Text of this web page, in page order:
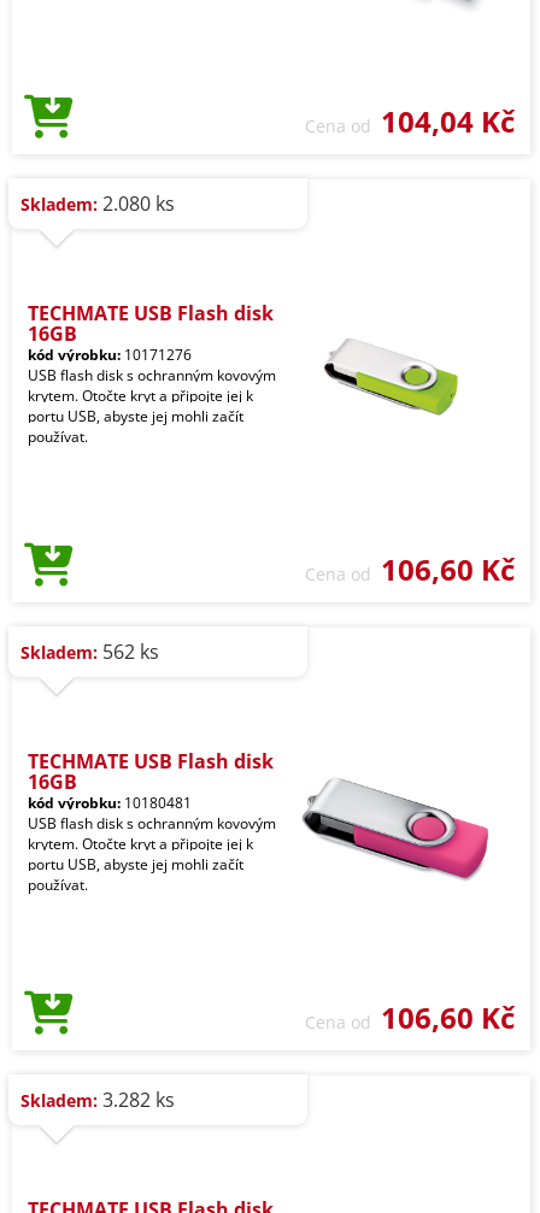
Cena od 104,04 Kč
Skladem: 2.080 ks
TECHMATE USB Flash disk
16GB
kód výrobku: 10171276
USB flash disk s ochranným kovovým
krytem. Otočte kryt a připojte jej k
portu USB, abyste jej mohli začít
používat.
Cena od 106,60 Kč
Skladem: 562 ks
TECHMATE USB Flash disk
16GB
kód výrobku: 10180481
USB flash disk s ochranným kovovým
krytem. Otočte kryt a připojte jej k
portu USB, abyste jej mohli začít
používat.
Cena od 106,60 Kč
Skladem: 3.282 ks